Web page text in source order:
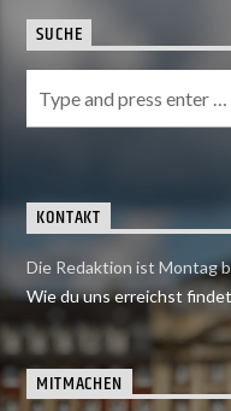
SUCHE
KONTAKT
Die Redaktion ist Montag
Wie du uns erreichst
MITMACHEN